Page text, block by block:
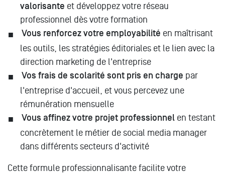
valorisante et développez votre réseau
professionnel dès votre formation
Vous renforcez votre employabilité en maîtrisant
les outils, les stratégies éditoriales et le lien avec la
direction marketing de l'entreprise
Vos frais de scolarité sont pris en charge par
l'entreprise d'accueil, et vous percevez une
rémunération mensuelle
Vous affinez votre projet professionnel en testant
concrètement le métier de social media manager
dans différents secteurs d'activité
Cette formule professionnalisante facilite votre